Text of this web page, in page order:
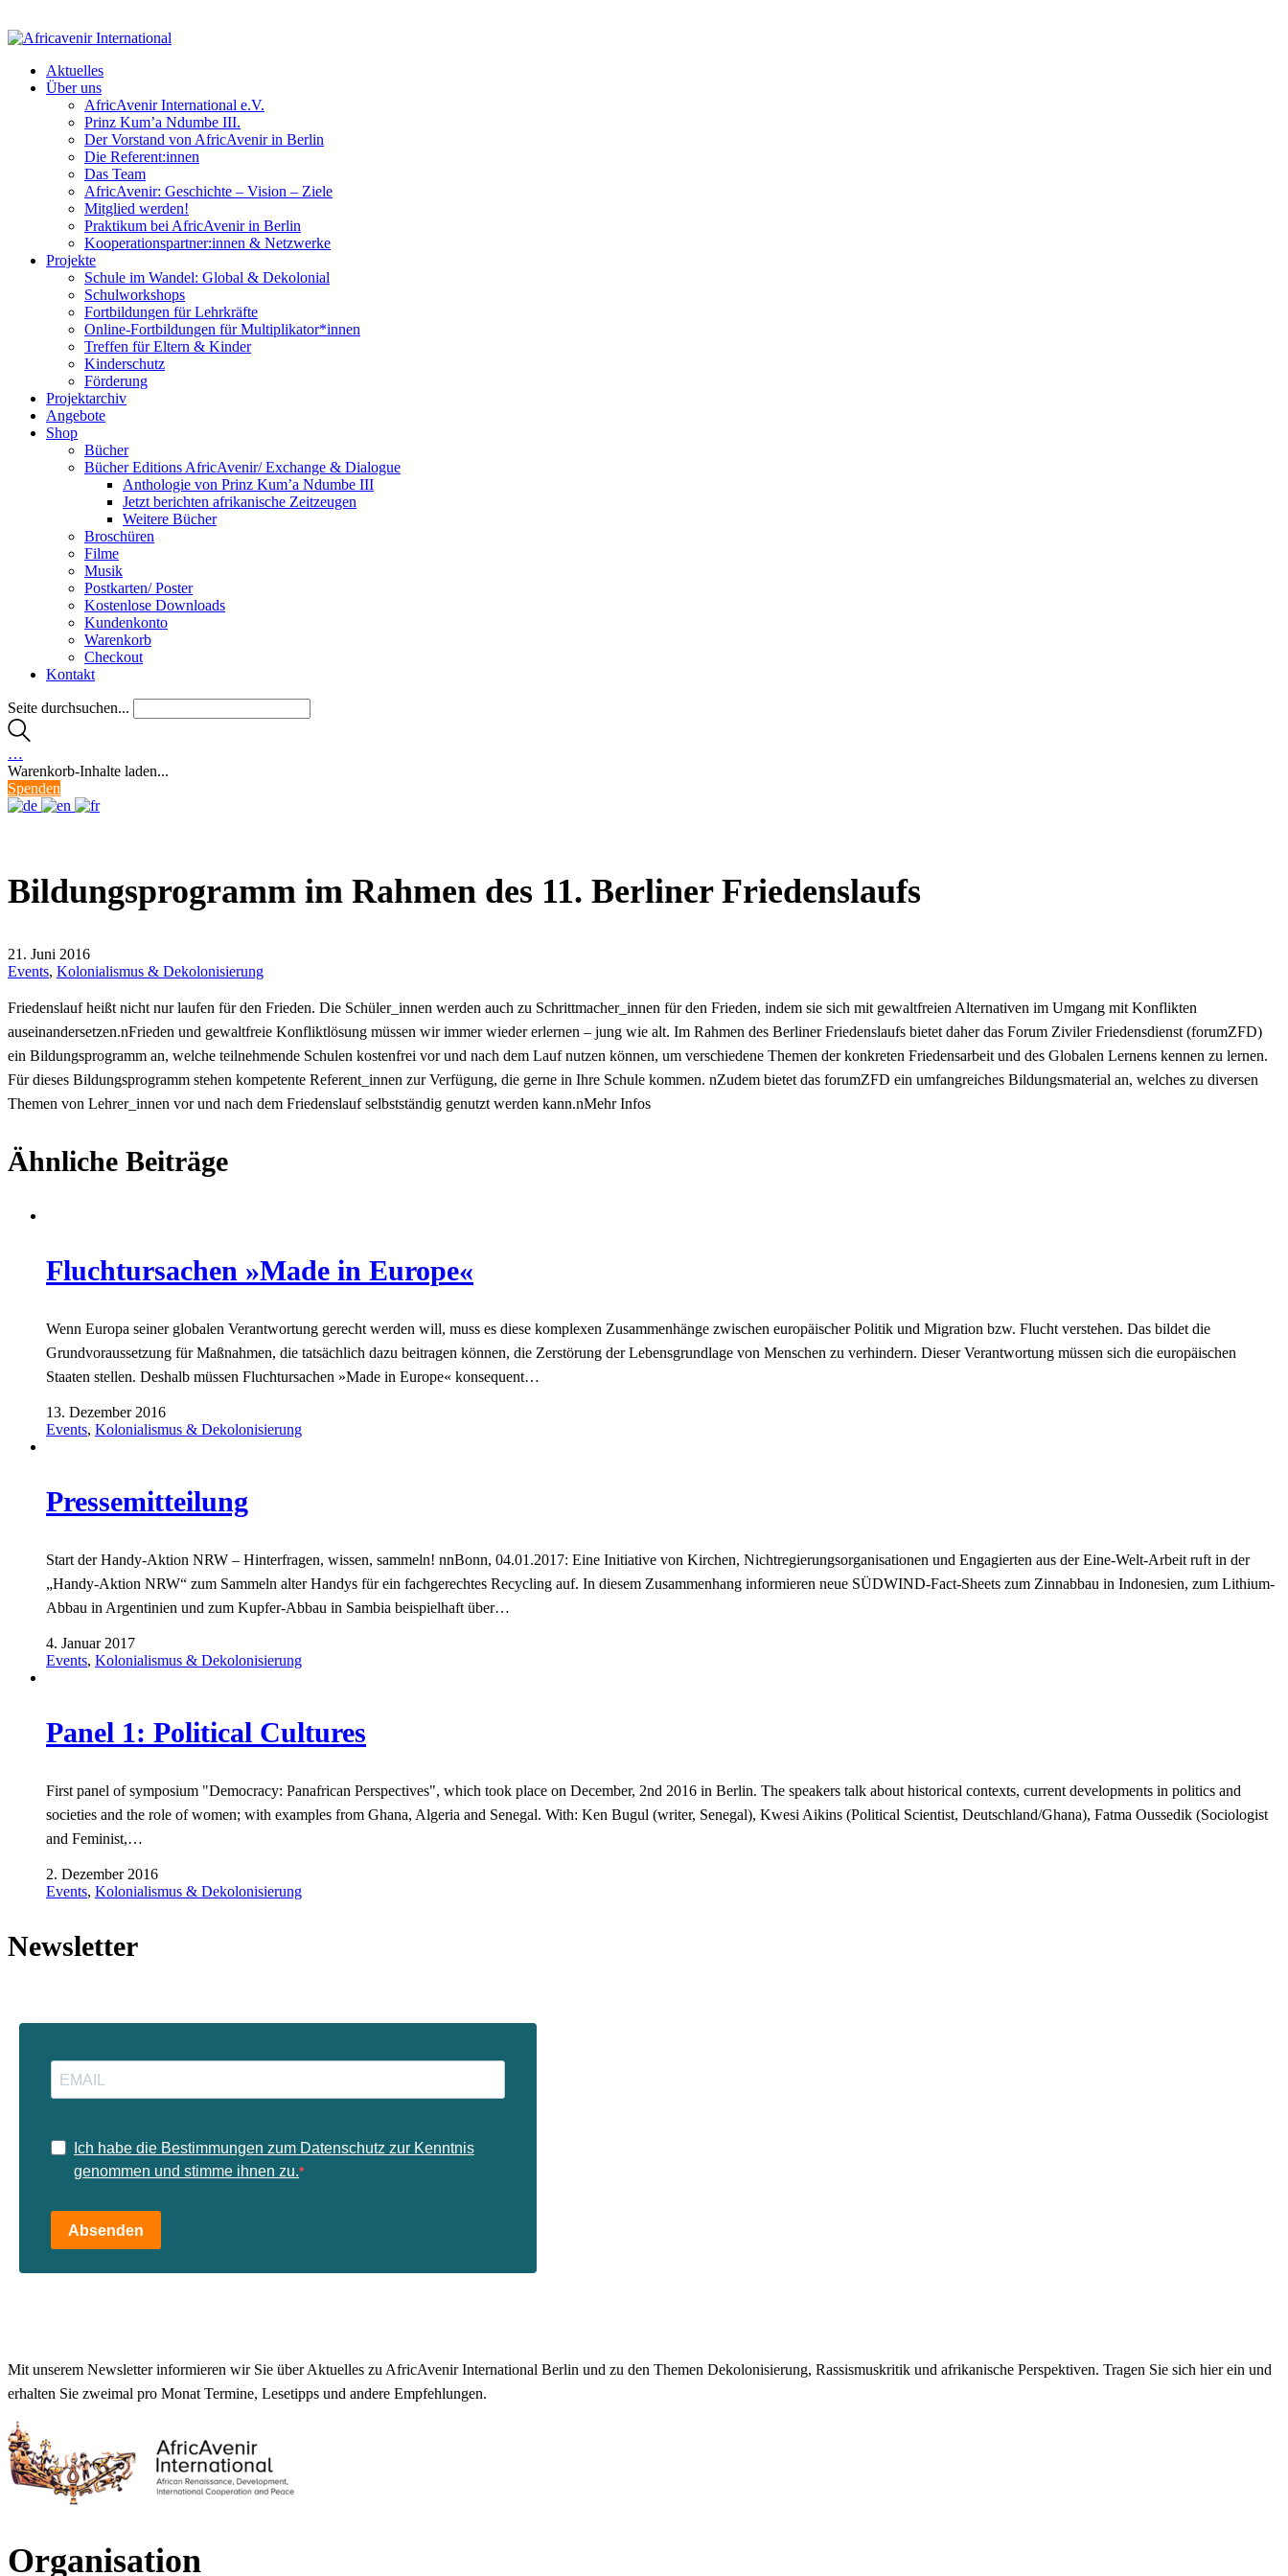
Aktuelles
Über uns
AfricAvenir International e.V.
Prinz Kum’a Ndumbe III.
Der Vorstand von AfricAvenir in Berlin
Die Referent:innen
Das Team
AfricAvenir: Geschichte – Vision – Ziele
Mitglied werden!
Praktikum bei AfricAvenir in Berlin
Kooperationspartner:innen & Netzwerke
Projekte
Schule im Wandel: Global & Dekolonial
Schulworkshops
Fortbildungen für Lehrkräfte
Online-Fortbildungen für Multiplikator*innen
Treffen für Eltern & Kinder
Kinderschutz
Förderung
Projektarchiv
Angebote
Shop
Bücher
Bücher Editions AfricAvenir/ Exchange & Dialogue
Anthologie von Prinz Kum’a Ndumbe III
Jetzt berichten afrikanische Zeitzeugen
Weitere Bücher
Broschüren
Filme
Musik
Postkarten/ Poster
Kostenlose Downloads
Kundenkonto
Warenkorb
Checkout
Kontakt
Seite durchsuchen...
…
Warenkorb-Inhalte laden...
Spenden
Bildungsprogramm im Rahmen des 11. Berliner Friedenslaufs
21. Juni 2016
Events, Kolonialismus & Dekolonisierung
Friedenslauf heißt nicht nur laufen für den Frieden. Die Schüler_innen werden auch zu Schrittmacher_innen für den Frieden, indem sie sich mit gewaltfreien Alternativen im Umgang mit Konflikten
auseinandersetzen.nFrieden und gewaltfreie Konfliktlösung müssen wir immer wieder erlernen – jung wie alt. Im Rahmen des Berliner Friedenslaufs bietet daher das Forum Ziviler Friedensdienst (forumZFD)
ein Bildungsprogramm an, welche teilnehmende Schulen kostenfrei vor und nach dem Lauf nutzen können, um verschiedene Themen der konkreten Friedensarbeit und des Globalen Lernens kennen zu lernen.
Für dieses Bildungsprogramm stehen kompetente Referent_innen zur Verfügung, die gerne in Ihre Schule kommen. nZudem bietet das forumZFD ein umfangreiches Bildungsmaterial an, welches zu diversen
Themen von Lehrer_innen vor und nach dem Friedenslauf selbstständig genutzt werden kann.nMehr Infos
Ähnliche Beiträge
Fluchtursachen »Made in Europe«
Wenn Europa seiner globalen Verantwortung gerecht werden will, muss es diese komplexen Zusammenhänge zwischen europäischer Politik und Migration bzw. Flucht verstehen. Das bildet die
Grundvoraussetzung für Maßnahmen, die tatsächlich dazu beitragen können, die Zerstörung der Lebensgrundlage von Menschen zu verhindern. Dieser Verantwortung müssen sich die europäischen
Staaten stellen. Deshalb müssen Fluchtursachen »Made in Europe« konsequent…
13. Dezember 2016
Events, Kolonialismus & Dekolonisierung
Pressemitteilung
Start der Handy-Aktion NRW – Hinterfragen, wissen, sammeln! nnBonn, 04.01.2017: Eine Initiative von Kirchen, Nichtregierungsorganisationen und Engagierten aus der Eine-Welt-Arbeit ruft in der
„Handy-Aktion NRW“ zum Sammeln alter Handys für ein fachgerechtes Recycling auf. In diesem Zusammenhang informieren neue SÜDWIND-Fact-Sheets zum Zinnabbau in Indonesien, zum Lithium-
Abbau in Argentinien und zum Kupfer-Abbau in Sambia beispielhaft über…
4. Januar 2017
Events, Kolonialismus & Dekolonisierung
Panel 1: Political Cultures
First panel of symposium "Democracy: Panafrican Perspectives", which took place on December, 2nd 2016 in Berlin. The speakers talk about historical contexts, current developments in politics and
societies and the role of women; with examples from Ghana, Algeria and Senegal. With: Ken Bugul (writer, Senegal), Kwesi Aikins (Political Scientist, Deutschland/Ghana), Fatma Oussedik (Sociologist
and Feminist,…
2. Dezember 2016
Events, Kolonialismus & Dekolonisierung
Newsletter
Ich habe die Bestimmungen zum Datenschutz zur Kenntnis
genommen und stimme ihnen zu.
Absenden
Mit unserem Newsletter informieren wir Sie über Aktuelles zu AfricAvenir International Berlin und zu den Themen Dekolonisierung, Rassismuskritik und afrikanische Perspektiven. Tragen Sie sich hier ein und
erhalten Sie zweimal pro Monat Termine, Lesetipps und andere Empfehlungen.
Organisation